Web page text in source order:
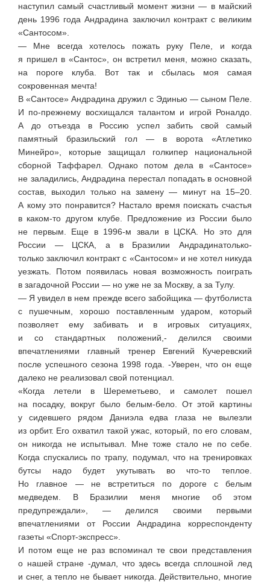
наступил самый счастливый момент жизни — в майский
день 1996 года Андрадина заключил контракт с великим
«Сантосом».
— Мне всегда хотелось пожать руку Пеле, и когда
я пришел в «Сантос», он встретил меня, можно сказать,
на пороге клуба. Вот так и сбылась моя самая
сокровенная мечта!
В «Сантосе» Андрадина дружил с Эдинью — сыном Пеле.
И по-прежнему восхищался талантом и игрой Роналдо.
А до отъезда в Россию успел забить свой самый
памятный бразильский гол — в ворота «Атлетико
Минейро», которые защищал голкипер национальной
сборной Таффарел. Однако потом дела в «Сантосе»
не заладились, Андрадина перестал попадать в основной
состав, выходил только на замену — минут на 15–20.
А кому это понравится? Настало время поискать счастья
в каком-то другом клубе. Предложение из России было
не первым. Еще в 1996-м звали в ЦСКА. Но это для
России — ЦСКА, а в Бразилии Андрадинатолько-
только заключил контракт с «Сантосом» и не хотел никуда
уезжать. Потом появилась новая возможность поиграть
в загадочной России — но уже не за Москву, а за Тулу.
— Я увидел в нем прежде всего забойщика — футболиста
с пушечным, хорошо поставленным ударом, который
позволяет ему забивать и в игровых ситуациях,
и со стандартных положений,- делился своими
впечатлениями главный тренер Евгений Кучеревский
после успешного сезона 1998 года. -Уверен, что он еще
далеко не реализовал свой потенциал.
«Когда летели в Шереметьево, и самолет пошел
на посадку, вокруг было белым-бело. От этой картины
у сидевшего рядом Даниэла едва глаза не вылезли
из орбит. Его охватил такой ужас, который, по его словам,
он никогда не испытывал. Мне тоже стало не по себе.
Когда спускались по трапу, подумал, что на тренировках
бутсы надо будет укутывать вочто-то теплое.
Но главное — не встретиться по дороге с белым
медведем. В Бразилии меня многие об этом
предупреждали», — делился своими первыми
впечатлениями от России Андрадина корреспонденту
газеты «Спорт-экспресс»
И потом еще не раз вспоминал те свои представления
о нашей стране -думал, что здесь всегда сплошной лед
и снег, а тепло не бывает никогда. Действительно, многие